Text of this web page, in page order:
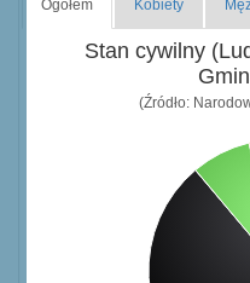
Ogółem Kobiety
Stan cywilny
(Źródło: